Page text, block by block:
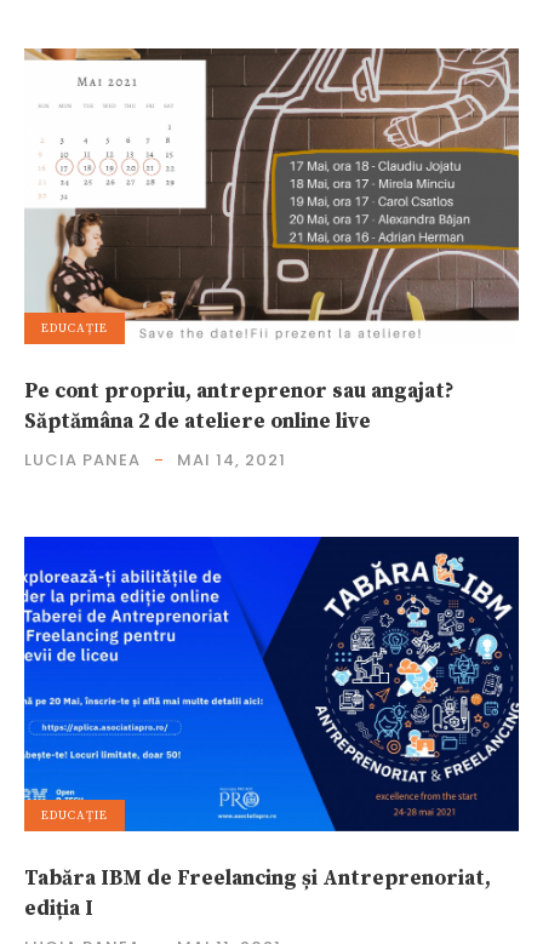
EDUCAȚIE
Pe cont propriu, antreprenor sau angajat?
Săptămâna 2 de ateliere online live
LUCIA PANEA MAI 14, 2021
EDUCAȚIE
Tabăra IBM de Freelancing și Antreprenoriat,
ediția I